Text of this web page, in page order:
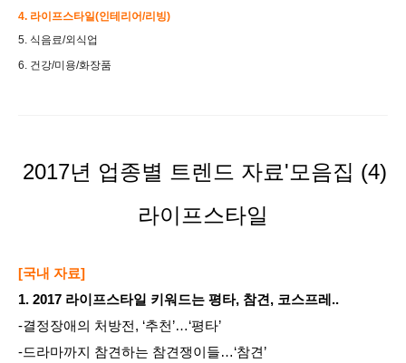
4. 라이프스타일(인테리어/리빙)
5. 식음료/외식업
6. 건강/미용/화장품
2017년 업종별 트렌드 자료'모음집 (4)
라이프스타일
[국내 자료]
1. 2017 라이프스타일 키워드는 평타, 참견, 코스프레..
-결정장애의 처방전, ‘추천’…‘평타’
-드라마까지 참견하는 참견쟁이들…‘참견’